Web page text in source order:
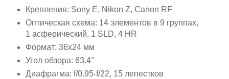
Крепления: Sony E, Nikon Z, Canon RF
Оптическая схема: 14 элементов в 9 группах,
1 асферический, 1 SLD, 4 HR
Формат: 36x24 мм
Угол обзора: 63.4°
Диафрагма: f/0.95-f/22, 15 лепестков